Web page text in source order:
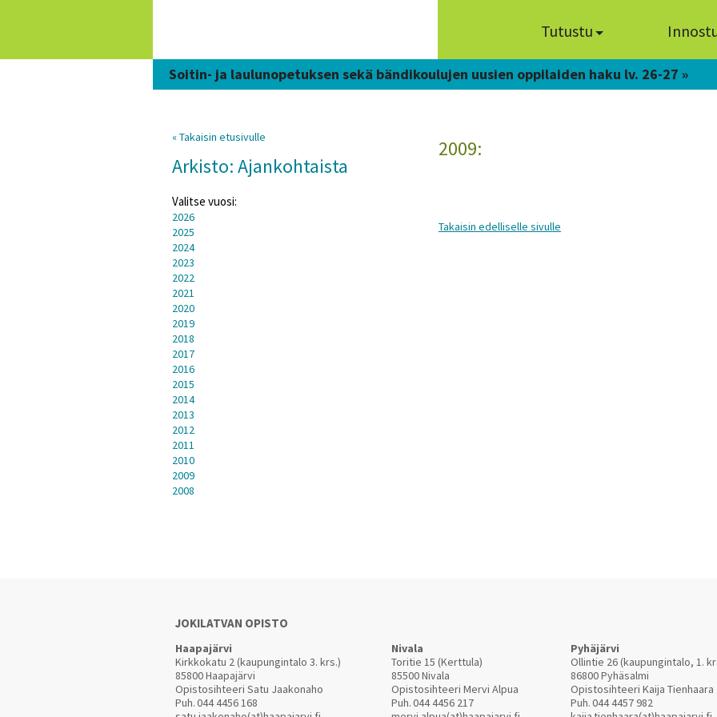
Tutustu
Soitin- ja laulunopetuksen sekä bändikoulujen uusien oppilaiden haku lv. 26-27 »
2009:
Takaisin edelliselle sivulle
« Takaisin etusivulle
Arkisto: Ajankohtaista
Valitse vuosi:
2026
2025
2024
2023
2022
2021
2020
2019
2018
2017
2016
2015
2014
2013
2012
2011
2010
2009
2008
JOKILATVAN OPISTO
Haapajärvi
Kirkkokatu 2 (kaupungintalo 3. krs.)
85800 Haapajärvi
Opistosihteeri Satu Jaakonaho
Puh.044 4456 168
Nivala
Toritie 15 (Kerttula)
85500 Nivala
Opistosihteeri Mervi Alpua
Puh.044 4456 217
Pyhäjärvi
Ollintie 26 (kaupungintalo, 1.
86800 Pyhäsalmi
Opistosihteeri Kaija Tienhaara
Puh.044 4457 982